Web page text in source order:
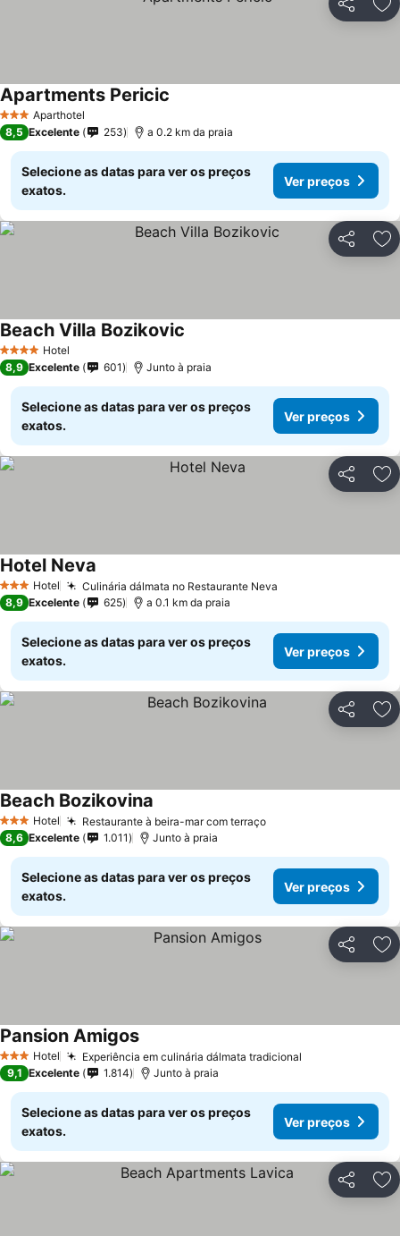
Partilhar
3 EstrelasAparthotel
Apartments Pericic
8,5 Excelente 253 a 0.2 km da praia
Selecione as datas para ver os preços
exatos.
Ver preços
Partilhar
4 EstrelasHotel
Beach Villa Bozikovic
8,9 Excelente 601 Junto à praia
Selecione as datas para ver os preços
exatos.
Ver preços
Partilhar
3 EstrelasHotel Culinária dálmata no Restaurante Neva
Hotel Neva
8,9 Excelente 625 a 0.1 km da praia
Selecione as datas para ver os preços
exatos.
Ver preços
Partilhar
3 EstrelasHotel Restaurante à beira-mar com terraço
Beach Bozikovina
8,6 Excelente 1.011 Junto à praia
Selecione as datas para ver os preços
exatos.
Ver preços
Partilhar
3 EstrelasHotel Experiência em culinária dálmata tradicional
Pansion Amigos
9,1 Excelente 1.814 Junto à praia
Selecione as datas para ver os preços
exatos.
Ver preços
Partilhar